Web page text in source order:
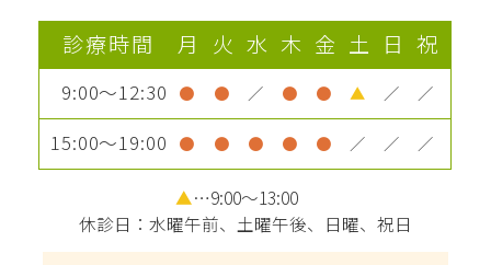
診療時間 月 火 水 木 金 土 日 祝
9:00～12:30 ● ● ／ ● ● ▲ ／ ／
15:00～19:00 ● ● ● ● ● ／ ／ ／
▲…9:00～13:00
休診日：水曜午前、土曜午後、日曜、祝日